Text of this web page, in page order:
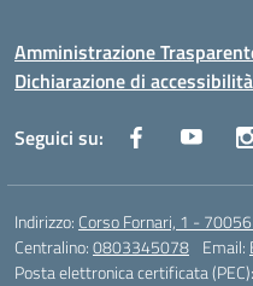
Amministrazione
Dichiarazione di accessibilità
Seguici su:
Indirizzo: Corso Fornari, 1 -
Centralino:0803345078 Email:
Posta elettronica certificata (PEC):